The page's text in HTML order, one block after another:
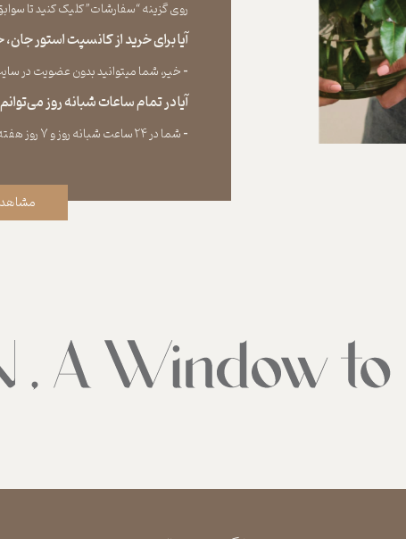
روی گزینه “سفارشات” کلیک کنید تا
آیا برای خرید از کانسپت استور
​​​​​​​- خیر، شما میتوانید بدون عضویت در
آیا در تمام ساعات شبانه روز
​​​​​​​​​​​​​​- شما در ۲۴ ساعت شبانه روز و ۷ روز هفته می‌‏توانید سفارش خود را ثبت کنید.